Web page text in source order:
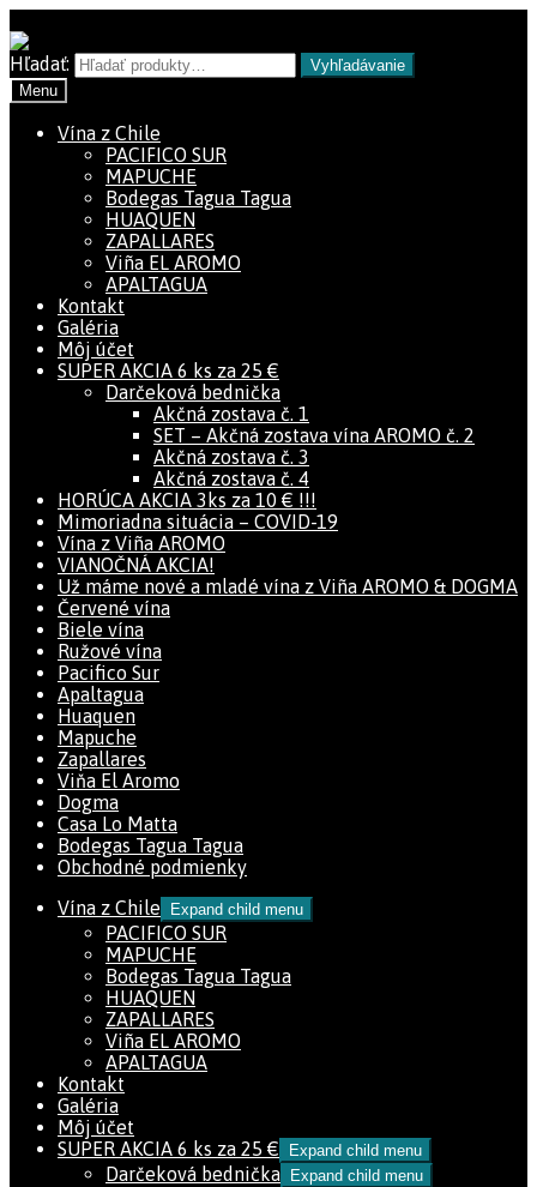
Hľadať:
Vyhľadávanie
Menu
Vína z Chile
PACIFICO SUR
MAPUCHE
Bodegas Tagua Tagua
HUAQUEN
ZAPALLARES
Viña EL AROMO
APALTAGUA
Kontakt
Galéria
Môj účet
SUPER AKCIA 6 ks za 25 €
Darčeková bednička
Akčná zostava č. 1
SET – Akčná zostava vína AROMO č. 2
Akčná zostava č. 3
Akčná zostava č. 4
HORÚCA AKCIA 3ks za 10 € !!!
Mimoriadna situácia – COVID-19
Vína z Viña AROMO
VIANOČNÁ AKCIA!
Už máme nové a mladé vína z Viña AROMO & DOGMA
Červené vína
Biele vína
Ružové vína
Pacifico Sur
Apaltagua
Huaquen
Mapuche
Zapallares
Viňa El Aromo
Dogma
Casa Lo Matta
Bodegas Tagua Tagua
Obchodné podmienky
Vína z Chile
Expand child menu
PACIFICO SUR
MAPUCHE
Bodegas Tagua Tagua
HUAQUEN
ZAPALLARES
Viña EL AROMO
APALTAGUA
Kontakt
Galéria
Môj účet
SUPER AKCIA 6 ks za 25 €
Expand child menu
Darčeková bednička Expand child menu